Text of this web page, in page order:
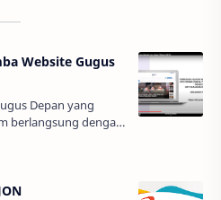
Website Gugus
Depan yang
berlangsung dengan
TM ini para
website Gugus …